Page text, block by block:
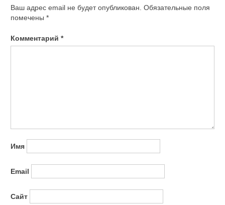
Ваш адрес email не будет опубликован. Обязательные поля
помечены *
Комментарий *
Имя
Email
Сайт